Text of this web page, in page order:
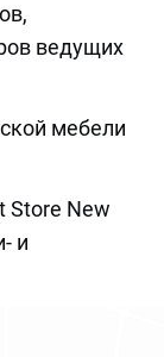
ведущих
мебели
Store New
и